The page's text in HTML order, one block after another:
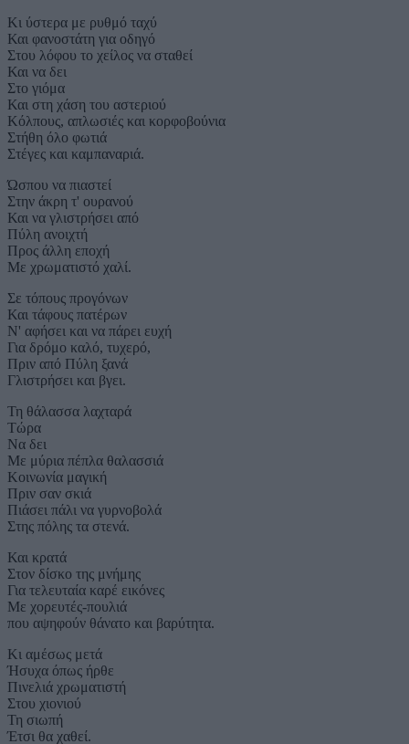
Κι ύστερα με ρυθμό ταχύ
Και φανοστάτη για οδηγό
Στου λόφου το χείλος να σταθεί
Και να δει
Στο γιόμα
Και στη χάση του αστεριού
Κόλπους, απλωσιές και κορφοβούνια
Στήθη όλο φωτιά
Στέγες και καμπαναριά.
Ώσπου να πιαστεί
Στην άκρη τ' ουρανού
Και να γλιστρήσει από
Πύλη ανοιχτή
Προς άλλη εποχή
Με χρωματιστό χαλί.
Σε τόπους προγόνων
Και τάφους πατέρων
Ν' αφήσει και να πάρει ευχή
Για δρόμο καλό, τυχερό,
Πριν από Πύλη ξανά
Γλιστρήσει και βγει.
Τη θάλασσα λαχταρά
Τώρα
Να δει
Με μύρια πέπλα θαλασσιά
Κοινωνία μαγική
Πριν σαν σκιά
Πιάσει πάλι να γυρνοβολά
Στης πόλης τα στενά.
Και κρατά
Στον δίσκο της μνήμης
Για τελευταία καρέ εικόνες
Με χορευτές-πουλιά
που αψηφούν θάνατο και βαρύτητα.
Κι αμέσως μετά
Ήσυχα όπως ήρθε
Πινελιά χρωματιστή
Στου χιονιού
Τη σιωπή
Έτσι θα χαθεί.